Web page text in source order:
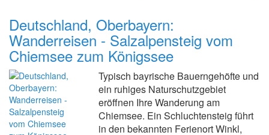
Deutschland, Oberbayern:
Wanderreisen - Salzalpensteig vom
Chiemsee zum Königssee
Typisch bayrische Bauerngehöfte und
ein ruhiges Naturschutzgebiet
eröffnen Ihre Wanderung am
Chiemsee. Ein Schluchtensteig führt
in den bekannten Ferienort Winkl,